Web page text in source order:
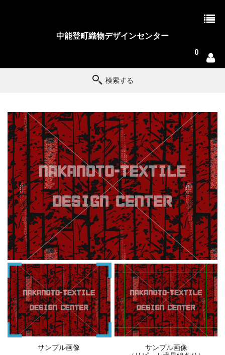
中能登町織物デザインセンター
0
検索する
サンプル画像
サンプル画像